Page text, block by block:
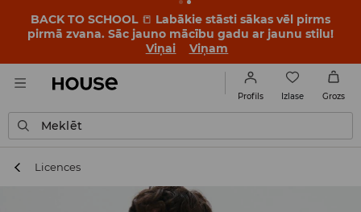
BACK TO SCHOOL 📒 Labākie stāsti sākas vēl pirms
pirmā zvana. Sāc jauno mācību gadu ar jaunu stilu!
Viņai
Viņam
Profils Izlase Grozs
Meklēt
Licences